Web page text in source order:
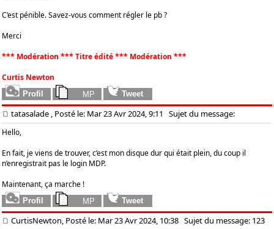
C’est pénible. Savez-vous comment régler le pb ?
Merci
*** Modération *** Titre édité *** Modération ***
Curtis Newton
tatasalade , Posté le: Mar 23 Avr 2024, 9:11 Sujet du message:
Hello,
En fait, je viens de trouver, c’est mon disque dur qui était plein, du coup il
n’enregistrait pas le login MDP.
Maintenant, ça marche !
CurtisNewton, Posté le: Mar 23 Avr 2024, 10:38 Sujet du message: 123